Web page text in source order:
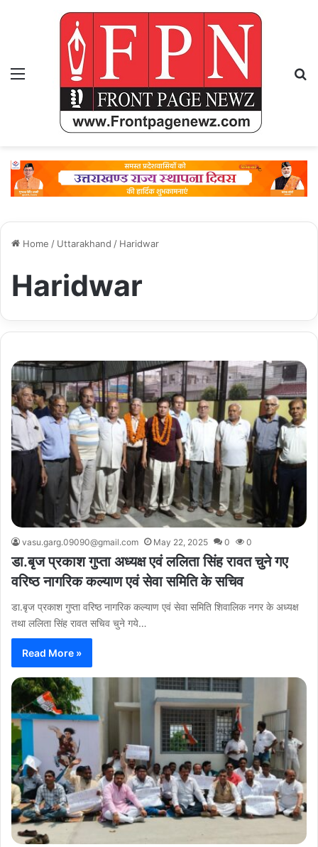
Menu
Home / Uttarakhand / Haridwar
Haridwar
vasu.garg.09090@gmail.com May 22, 2025 0 0
डा.बृज प्रकाश गुप्ता अध्यक्ष एवं ललिता सिंह रावत चुने गए
वरिष्ठ नागरिक कल्याण एवं सेवा समिति के सचिव
डा.बृज प्रकाश गुप्ता वरिष्ठ नागरिक कल्याण एवं सेवा समिति शिवालिक नगर के अध्यक्ष
तथा ललिता सिंह रावत सचिव चुने गये…
Read More »